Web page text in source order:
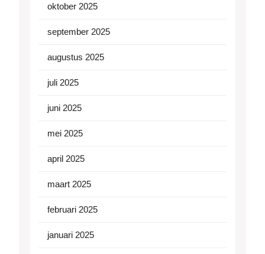
oktober 2025
september 2025
augustus 2025
juli 2025
juni 2025
mei 2025
april 2025
maart 2025
februari 2025
januari 2025